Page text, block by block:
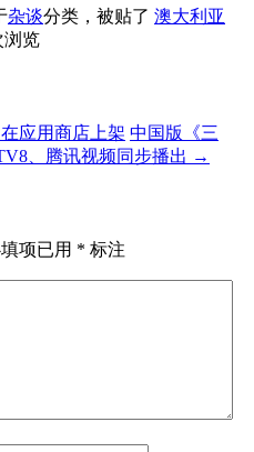
杂谈分类，被贴了 澳大利亚
浏览
应用商店上架 中国版《三
、腾讯视频同步播出 →
项已用 * 标注